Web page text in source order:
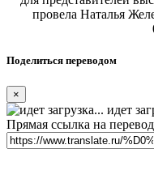
провела Наталья
Поделиться переводом
×
идет
Прямая ссылка на